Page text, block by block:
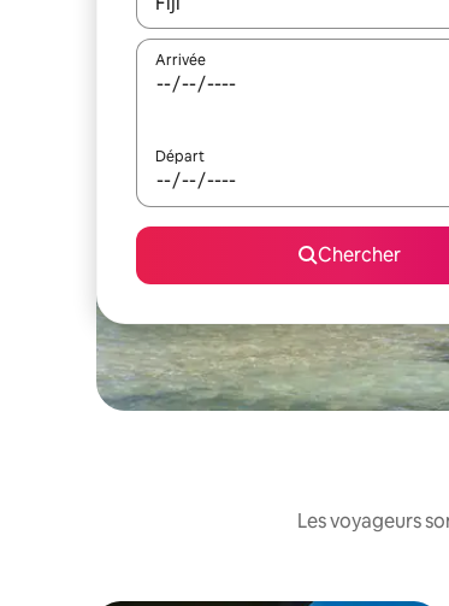
Arrivée
Départ
Chercher
Les voyageurs